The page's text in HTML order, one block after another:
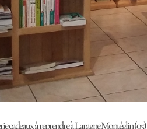
cadeaux à reprendre à Laragne Montéglin (05)